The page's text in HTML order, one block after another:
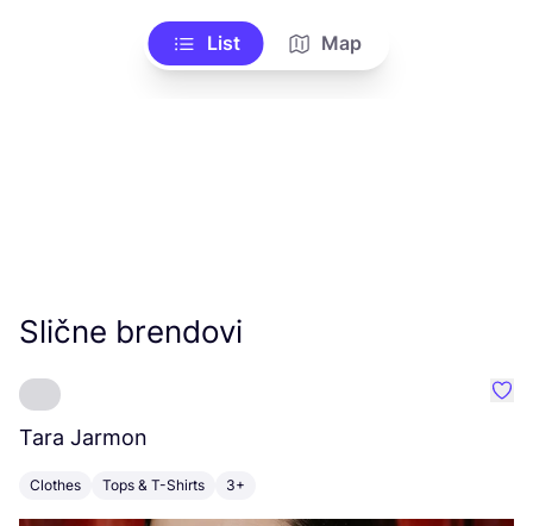
List Map
Slične brendovi
Tara Jarmon
Clothes Tops & T-Shirts 3+